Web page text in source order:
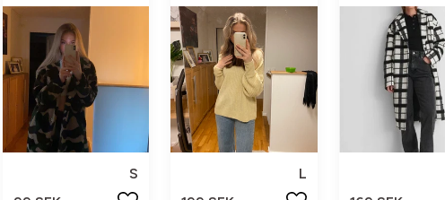
S
L